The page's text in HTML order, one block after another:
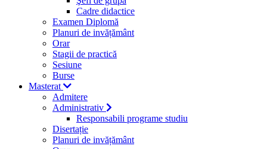
Cadre didactice
Examen Diplomă
Planuri de invățământ
Orar
Stagii de practică
Sesiune
Burse
Masterat
Admitere
Administrativ
Responsabili programe studiu
Disertație
Planuri de invățământ